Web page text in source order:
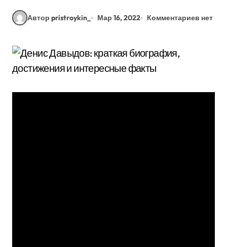
Автор pristroykin_ Мар 16, 2022 Комментариев нет